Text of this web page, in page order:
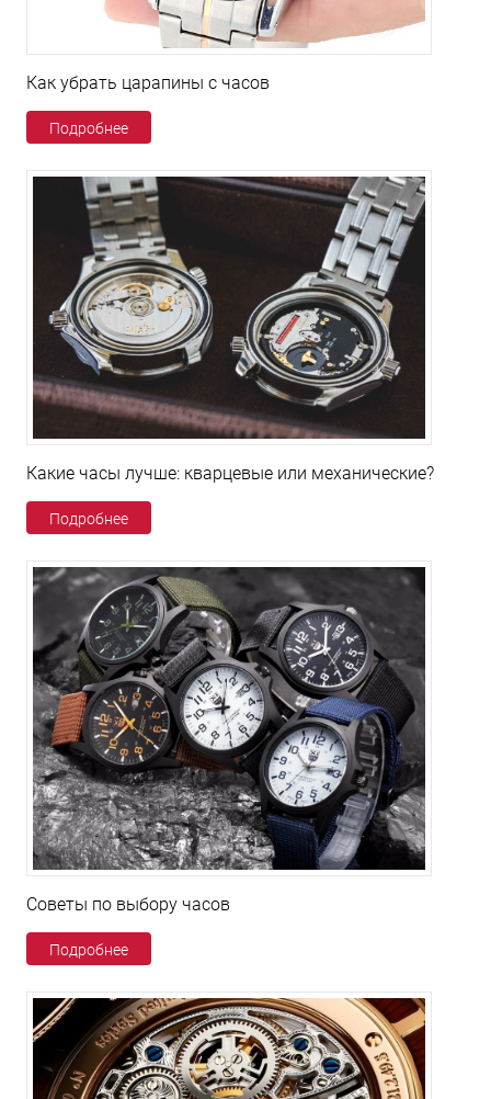
Как убрать царапины с часов
Подробнее
Какие часы лучше: кварцевые или механические?
Подробнее
Советы по выбору часов
Подробнее